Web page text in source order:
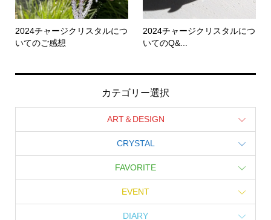
2024チャージクリスタルにつ
いてのご感想
2024チャージクリスタルにつ
いてのQ&...
カテゴリー選択
ART＆DESIGN
CRYSTAL
FAVORITE
EVENT
DIARY